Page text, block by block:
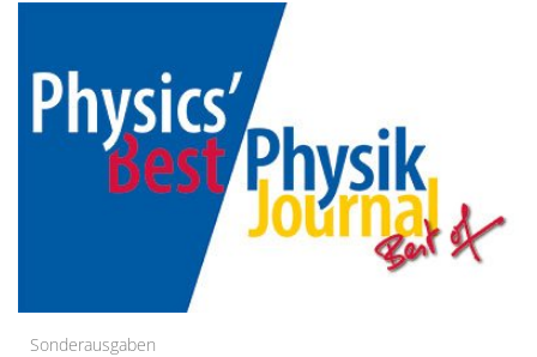
Sonderausgaben